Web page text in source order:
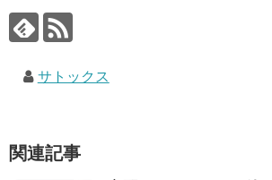
サトックス
関連記事